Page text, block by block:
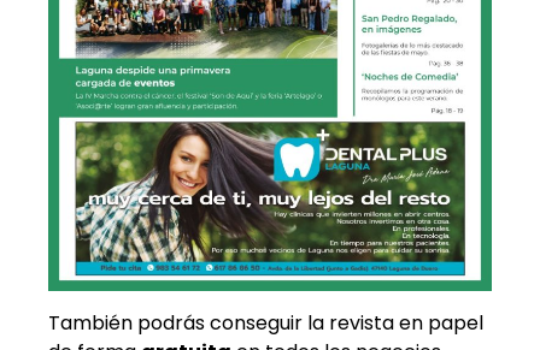
También podrás conseguir la revista en papel